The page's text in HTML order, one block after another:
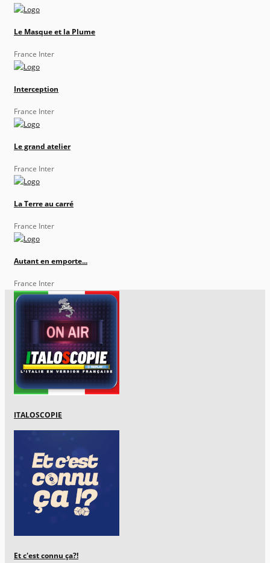
Le Masque et la Plume
France Inter
Interception
France Inter
Le grand atelier
France Inter
La Terre au carré
France Inter
Autant en emporte...
France Inter
ITALOSCOPIE
Et c'est connu ça?!